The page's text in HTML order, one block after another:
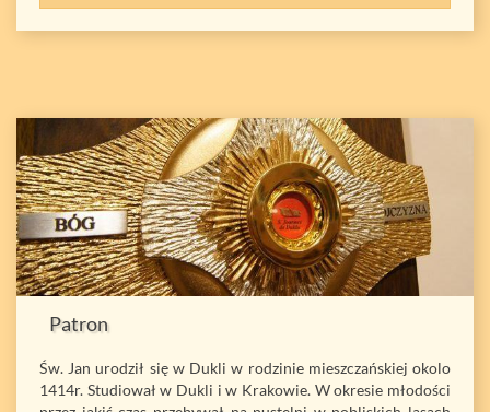
Patron
Św. Jan urodził się w Dukli w rodzinie mieszczańskiej okolo
1414r. Studiował w Dukli i w Krakowie. W okresie młodości